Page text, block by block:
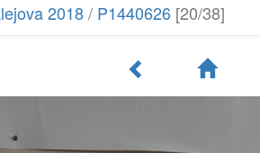
2018/ P1440626 [20/38]